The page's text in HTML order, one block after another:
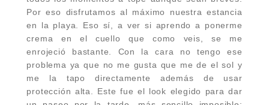
Por eso disfrutamos al máximo nuestra estancia
en la playa. Eso sí, a ver si aprendo a ponerme
crema en el cuello que como veis, se me
enrojeció bastante. Con la cara no tengo ese
problema ya que no me gusta que me de el sol y
me la tapo directamente además de usar
protección alta. Este fue el look elegido para dar